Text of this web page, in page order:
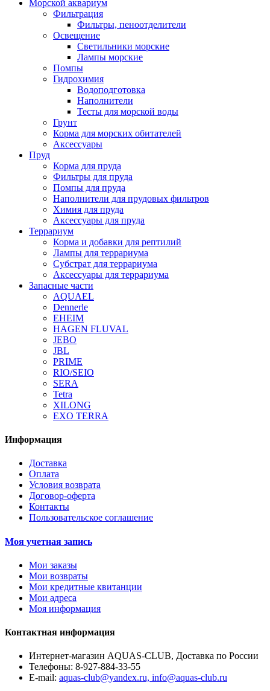
Морской аквариум
Фильтрация
Фильтры, пеноотделители
Освещение
Светильники морские
Лампы морские
Помпы
Гидрохимия
Водоподготовка
Наполнители
Тесты для морской воды
Грунт
Корма для морских обитателей
Аксессуары
Пруд
Корма для пруда
Фильтры для пруда
Помпы для пруда
Наполнители для прудовых фильтров
Химия для пруда
Аксессуары для пруда
Террариум
Корма и добавки для рептилий
Лампы для террариума
Субстрат для террариума
Аксессуары для террариума
Запасные части
AQUAEL
Dennerle
EHEIM
HAGEN FLUVAL
JEBO
JBL
PRIME
RIO/SEIO
SERA
Tetra
XILONG
EXO TERRA
Информация
Доставка
Оплата
Условия возврата
Договор-оферта
Контакты
Пользовательское соглашение
Моя учетная запись
Мои заказы
Мои возвраты
Мои кредитные квитанции
Мои адреса
Моя информация
Контактная информация
Интернет-магазин AQUAS-CLUB, Доставка по России
Телефоны: 8-927-884-33-55
E-mail: aquas-club@yandex.ru, info@aquas-club.ru